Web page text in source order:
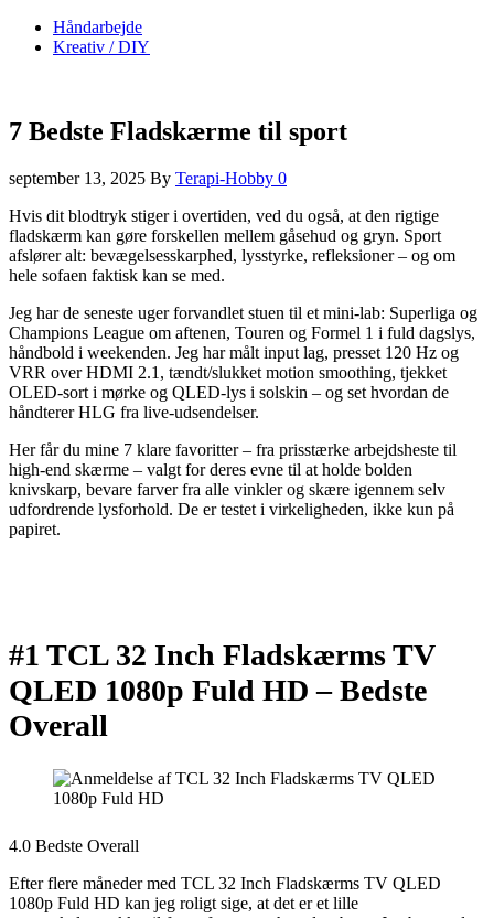
Håndarbejde
Kreativ / DIY
7 Bedste Fladskærme til sport
september 13, 2025 By Terapi-Hobby 0
Hvis dit blodtryk stiger i overtiden, ved du også, at den rigtige
fladskærm kan gøre forskellen mellem gåsehud og gryn. Sport
afslører alt: bevægelsesskarphed, lysstyrke, refleksioner – og om
hele sofaen faktisk kan se med.
Jeg har de seneste uger forvandlet stuen til et mini-lab: Superliga og
Champions League om aftenen, Touren og Formel 1 i fuld dagslys,
håndbold i weekenden. Jeg har målt input lag, presset 120 Hz og
VRR over HDMI 2.1, tændt/slukket motion smoothing, tjekket
OLED-sort i mørke og QLED-lys i solskin – og set hvordan de
håndterer HLG fra live-udsendelser.
Her får du mine 7 klare favoritter – fra prisstærke arbejdsheste til
high-end skærme – valgt for deres evne til at holde bolden
knivskarp, bevare farver fra alle vinkler og skære igennem selv
udfordrende lysforhold. De er testet i virkeligheden, ikke kun på
papiret.
#1 TCL 32 Inch Fladskærms TV
QLED 1080p Fuld HD –Bedste
Overall
4.0 Bedste Overall
Efter flere måneder med TCL 32 Inch Fladskærms TV QLED
1080p Fuld HD kan jeg roligt sige, at det er et lille